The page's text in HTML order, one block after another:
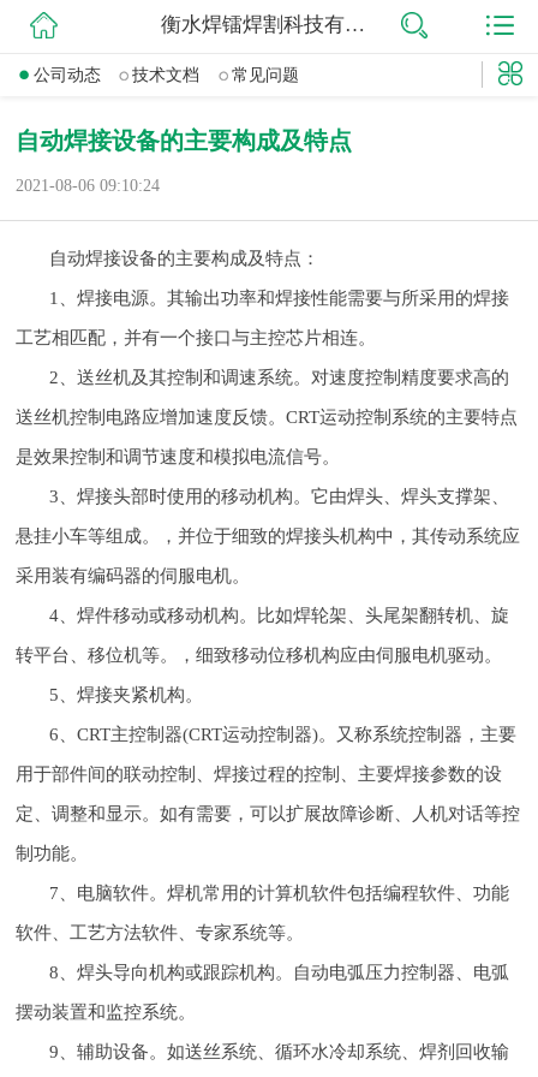
网站首页
公司动态
衡水焊镭焊割科技有限公司
公司动态 技术文档 常见问题
自动焊接设备的主要构成及特点
2021-08-06 09:10:24
自动焊接设备的主要构成及特点：
1、焊接电源。其输出功率和焊接性能需要与所采用的焊接
工艺相匹配，并有一个接口与主控芯片相连。
2、送丝机及其控制和调速系统。对速度控制精度要求高的
送丝机控制电路应增加速度反馈。CRT运动控制系统的主要特点
是效果控制和调节速度和模拟电流信号。
3、焊接头部时使用的移动机构。它由焊头、焊头支撑架、
悬挂小车等组成。，并位于细致的焊接头机构中，其传动系统应
采用装有编码器的伺服电机。
4、焊件移动或移动机构。比如焊轮架、头尾架翻转机、旋
转平台、移位机等。，细致移动位移机构应由伺服电机驱动。
5、焊接夹紧机构。
6、CRT主控制器(CRT运动控制器)。又称系统控制器，主要
用于部件间的联动控制、焊接过程的控制、主要焊接参数的设
定、调整和显示。如有需要，可以扩展故障诊断、人机对话等控
制功能。
7、电脑软件。焊机常用的计算机软件包括编程软件、功能
软件、工艺方法软件、专家系统等。
8、焊头导向机构或跟踪机构。自动电弧压力控制器、电弧
摆动装置和监控系统。
9、辅助设备。如送丝系统、循环水冷却系统、焊剂回收输